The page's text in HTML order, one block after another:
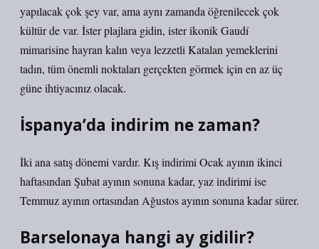
yapılacak çok şey var, ama aynı zamanda öğrenilecek çok
kültür de var. İster plajlara gidin, ister ikonik Gaudí
mimarisine hayran kalın veya lezzetli Katalan yemeklerini
tadın, tüm önemli noktaları gerçekten görmek için en az üç
güne ihtiyacınız olacak.
İspanya’da indirim ne zaman?
İki ana satış dönemi vardır. Kış indirimi Ocak ayının ikinci
haftasından Şubat ayının sonuna kadar, yaz indirimi ise
Temmuz ayının ortasından Ağustos ayının sonuna kadar sürer.
Barselonaya hangi ay gidilir?